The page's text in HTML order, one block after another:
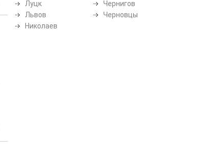
Луцк
Львов
Николаев
Чернигов
Черновцы